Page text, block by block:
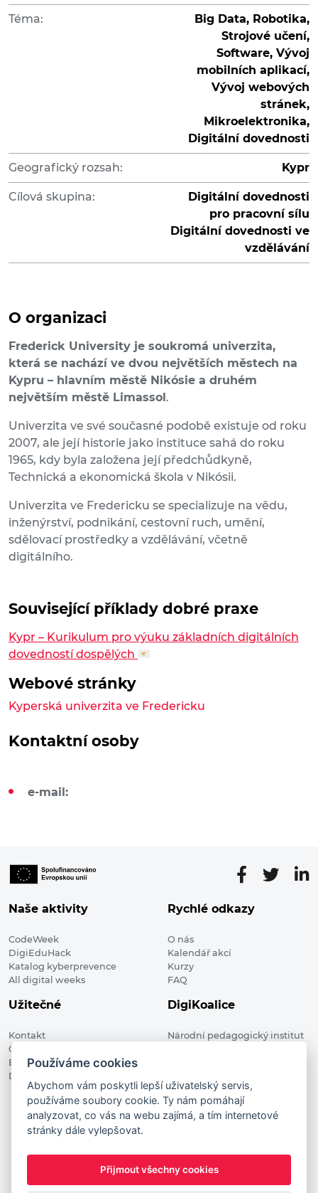
Téma:
Big Data, Robotika,
Strojové učení,
Software, Vývoj
mobilních aplikací,
Vývoj webových
stránek,
Mikroelektronika,
Digitální dovednosti
Geografický rozsah: Kypr
Cílová skupina:
Digitální dovednosti
pro pracovní sílu
Digitální dovednosti ve
vzdělávání
O organizaci
Frederick University je soukromá univerzita,
která se nachází ve dvou největších městech na
Kypru – hlavním městě Nikósie a druhém
největším městě Limassol .
Univerzita ve své současné podobě existuje od roku
2007, ale její historie jako instituce sahá do roku
1965, kdy byla založena její předchůdkyně,
Technická a ekonomická škola v Nikósii.
Univerzita ve Fredericku se specializuje na vědu,
inženýrství, podnikání, cestovní ruch, umění,
sdělovací prostředky a vzdělávání, včetně
digitálního.
Související příklady dobré praxe
Kypr – Kurikulum pro výuku základních digitálních
dovedností dospělých
Webové stránky
Kyperská univerzita ve Fredericku
Kontaktní osoby
e-mail:
Naše aktivity
CodeWeek
DigiEduHack
Katalog kyberprevence
All digital weeks
Rychlé odkazy
O nás
Kalendář akcí
Kurzy
FAQ
Užitečné
Kontakt
Členské organizace
Blog
Digitalizace ve vzdělávání
DigiKoalice
Národní pedagogický institut
DigiKoalice 2021. All rights reserved
Vstup do administrace
This project has received funding from the European
Commission Innovation and Networks Executive Agency (now
Používáme cookies
Abychom vám poskytli lepší uživatelský servis,
používáme soubory cookie. Ty nám pomáhají
analyzovat, co vás na webu zajímá, a tím internetové
stránky dále vylepšovat.
Přijmout všechny cookies